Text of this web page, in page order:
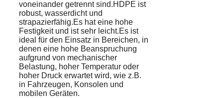
voneinander getrennt sind.HDPE ist
robust, wasserdicht und
strapazierfähig.Es hat eine hohe
Festigkeit und ist sehr leicht.Es ist
ideal für den Einsatz in Bereichen, in
denen eine hohe Beanspruchung
aufgrund von mechanischer
Belastung, hoher Temperatur oder
hoher Druck erwartet wird, wie z.B.
in Fahrzeugen, Konsolen und
mobilen Geräten.